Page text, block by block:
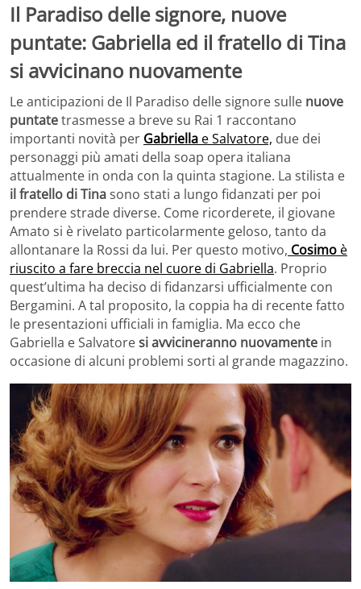
Il Paradiso delle signore, nuove
puntate: Gabriella ed il fratello di Tina
si avvicinano nuovamente
Le anticipazioni de Il Paradiso delle signore sulle nuove
puntatetrasmesse a breve su Rai 1 raccontano
importanti novità per Gabriella e Salvatore, due dei
personaggi più amati della soap opera italiana
attualmente in onda con la quinta stagione. La stilista e
il fratello di Tinasono stati a lungo fidanzati per poi
prendere strade diverse. Come ricorderete, il giovane
Amato si è rivelato particolarmente geloso, tanto da
allontanare la Rossi da lui. Per questo motivo, Cosimo è
riuscito a fare breccia nel cuore di Gabriella. Proprio
quest’ultima ha deciso di fidanzarsi ufficialmente con
Bergamini. A tal proposito, la coppia ha di recente fatto
le presentazioni ufficiali in famiglia. Ma ecco che
Gabriella e Salvatoresi avvicineranno nuovamente in
occasione di alcuni problemi sorti al grande magazzino.